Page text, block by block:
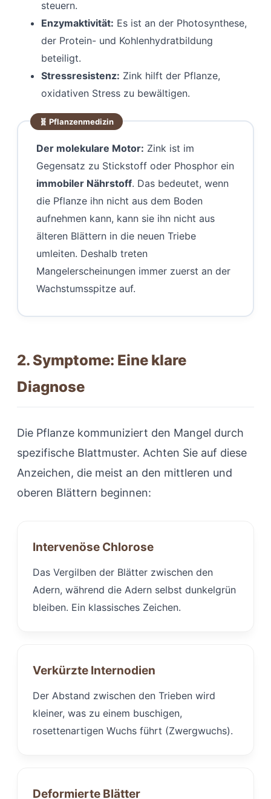
steuern.
Enzymaktivität: Es ist an der Photosynthese,
der Protein- und Kohlenhydratbildung
beteiligt.
Stressresistenz: Zink hilft der Pflanze,
oxidativen Stress zu bewältigen.
Der molekulare Motor: Zink ist im
Gegensatz zu Stickstoff oder Phosphor ein
immobiler Nährstoff. Das bedeutet, wenn
die Pflanze ihn nicht aus dem Boden
aufnehmen kann, kann sie ihn nicht aus
älteren Blättern in die neuen Triebe
umleiten. Deshalb treten
Mangelerscheinungen immer zuerst an der
Wachstumsspitze auf.
2. Symptome: Eine klare
Diagnose
Die Pflanze kommuniziert den Mangel durch
spezifische Blattmuster. Achten Sie auf diese
Anzeichen, die meist an den mittleren und
oberen Blättern beginnen:
Intervenöse Chlorose
Das Vergilben der Blätter zwischen den
Adern, während die Adern selbst dunkelgrün
bleiben. Ein klassisches Zeichen.
Verkürzte Internodien
Der Abstand zwischen den Trieben wird
kleiner, was zu einem buschigen,
rosettenartigen Wuchs führt (Zwergwuchs).
Deformierte Blätter